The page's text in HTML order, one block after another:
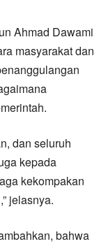
Ahmad Dawami
masyarakat dan
dan seluruh
kepada
kekompakan
jelasnya.
bahwa